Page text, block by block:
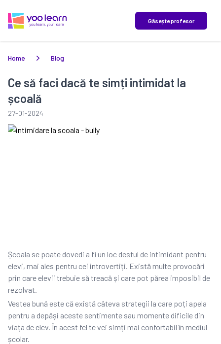
yoo learn Găsește profesor
Home Blog
Ce să faci dacă te simți intimidat la
școală
27-01-2024
Școala se poate dovedi a fi un loc destul de intimidant pentru
elevi, mai ales pentru cei introvertiți. Există multe provocări
prin care elevii trebuie să treacă și care pot părea imposibil de
rezolvat.
Vestea bună este că există câteva strategii la care poți apela
pentru a depăși aceste sentimente sau momente dificile din
viața de elev. În acest fel te vei simți mai confortabil în mediul
școlar.